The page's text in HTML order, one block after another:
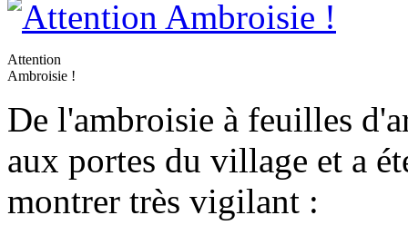
Attention
Ambroisie !
De l'ambroisie à feuilles
aux portes du village et a
montrer très vigilant :